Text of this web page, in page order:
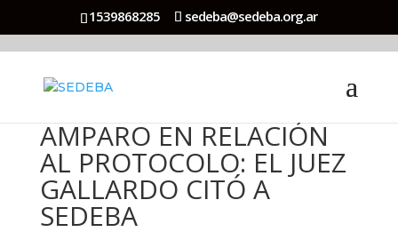
1539868285 sedeba@sedeba.org.ar
AMPARO EN RELACIÓN
AL PROTOCOLO: EL JUEZ
GALLARDO CITÓ A
SEDEBA